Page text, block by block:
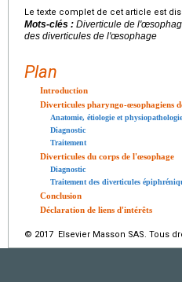
Le texte complet de cet article est
Mots-clés : Diverticule de
des diverticules de l'œsophage
Plan
Introduction
Diverticules pharyngo-œsophagiens
Anatomie, étiologie et physiopathologie
Diagnostic
Traitement
Diverticules du corps de l'œsophage
Diagnostic
Traitement des diverticules
Conclusion
Déclaration de liens d'intérêts
© 2017 Elsevier Masson SAS. Tous